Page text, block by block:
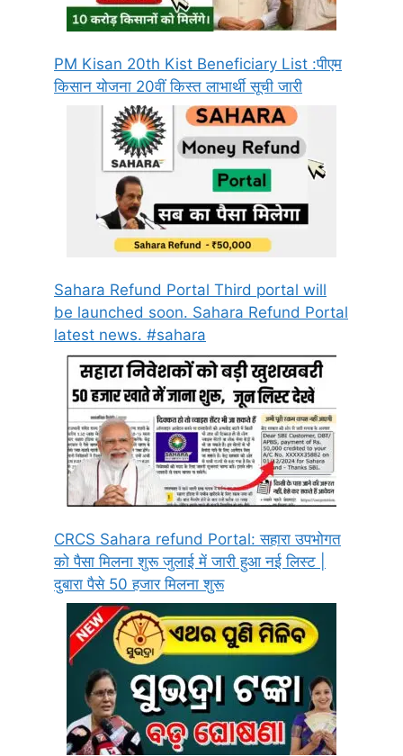
PM Kisan 20th Kist Beneficiary List :पीएम
किसान योजना 20वीं किस्त लाभार्थी सूची जारी
Sahara Refund Portal Third portal will
be launched soon. Sahara Refund Portal
latest news. #sahara
CRCS Sahara refund Portal: सहारा उपभोगत
को पैसा मिलना शुरू जुलाई में जारी हुआ नई लिस्ट |
दुबारा पैसे 50 हजार मिलना शुरू